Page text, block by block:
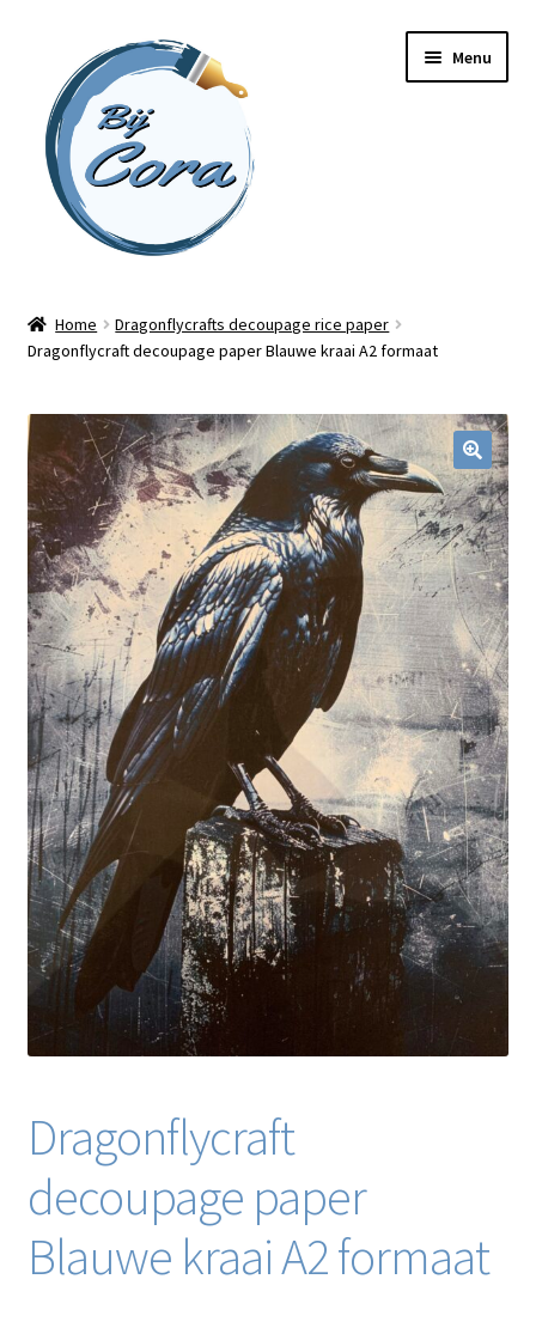
naar
navigatie
inhoud
Menu
Workshops
Online cursussen
Shop
Blog / DIY / Tutorials
Over mij
Contact
Home
Dragonflycrafts decoupage rice paper
Dragonflycraft decoupage paper Blauwe kraai A2 formaat
Dragonflycraft
decoupage paper
Blauwe kraai A2 formaat